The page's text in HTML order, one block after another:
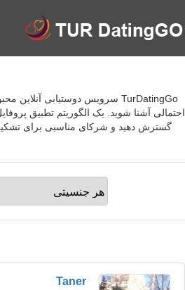
احتمالی آشنا شوید. یک الگوریتم تطبیق
گسترش دهید و شرکای مناسبی برای
Taner